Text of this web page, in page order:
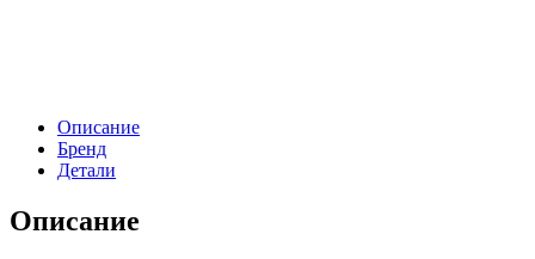
Описание
Бренд
Детали
Описание